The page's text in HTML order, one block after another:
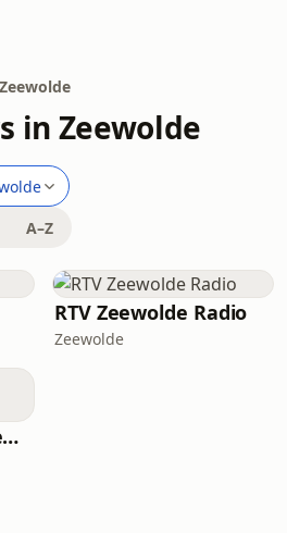
Zeewolde
in Zeewolde
A–Z
RTV Zeewolde Radio
Zeewolde
Lokale Omroep Zeewolde